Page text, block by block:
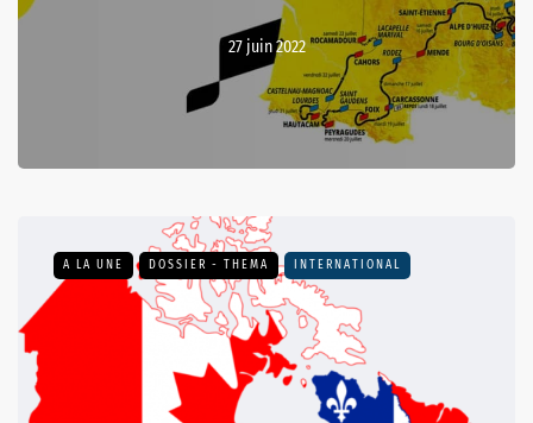
27 juin 2022
A LA UNE DOSSIER - THEMA INTERNATIONAL